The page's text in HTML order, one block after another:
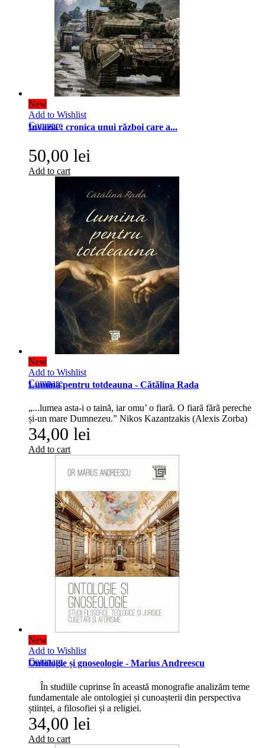
New
Add to Wishlist
Compare
Invazia : cronica unui război care a...
50,00 lei
Add to cart
New
Add to Wishlist
Compare
Lumina pentru totdeauna - Cătălina Rada
„...lumea asta-i o taină, iar omu’ o fiară. O fiară fără pereche
și-un mare Dumnezeu.” Nikos Kazantzakis (Alexis Zorba)
34,00 lei
Add to cart
New
Add to Wishlist
Compare
Ontologie și gnoseologie - Marius Andreescu
În studiile cuprinse în această monografie analizăm teme
fundamentale ale ontologiei și cunoașterii din perspectiva
științei, a filosofiei și a religiei.
34,00 lei
Add to cart